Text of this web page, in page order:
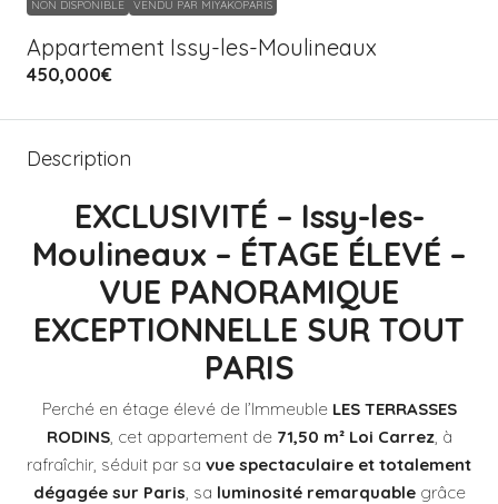
NON DISPONIBLE VENDU PAR MIYAKOPARIS
Appartement Issy-les-Moulineaux
450,000€
Description
EXCLUSIVITÉ – Issy-les-
Moulineaux – ÉTAGE ÉLEVÉ –
VUE PANORAMIQUE
EXCEPTIONNELLE SUR TOUT
PARIS
Perché en étage élevé de l’ImmeubleLES TERRASSES
RODINS, cet appartement de 71,50 m² Loi Carrez, à
rafraîchir, séduit par sa vue spectaculaire et totalement
dégagée sur Paris , sa luminosité remarquablegrâce